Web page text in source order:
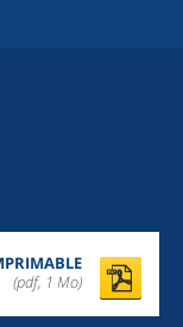
(pdf, 1 Mo)